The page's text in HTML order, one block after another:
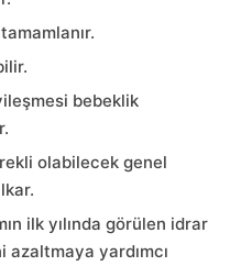
bebeklik
olabilecek genel
ilk yılında görülen idrar
azaltmaya yardımcı